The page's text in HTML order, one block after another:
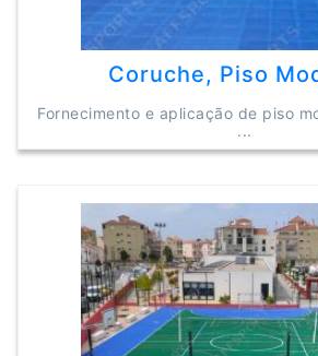
Coruche, Piso
Fornecimento e aplicação de piso
...